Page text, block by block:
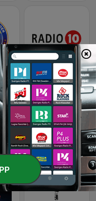
Pinoy Radio Sweden
All Radio Jul